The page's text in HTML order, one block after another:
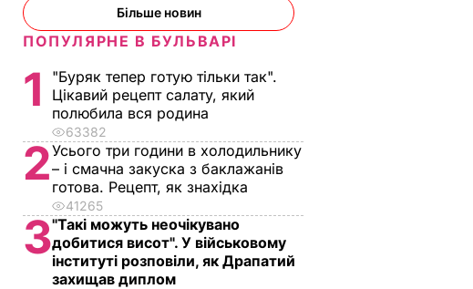
Більше новин
ПОПУЛЯРНЕ В БУЛЬВАРІ
1
"Буряк тепер готую тільки так".
Цікавий рецепт салату, який
полюбила вся родина
63382
2Усього три години в холодильнику
– і смачна закуска з баклажанів
готова. Рецепт, як знахідка
41265
3"Такі можуть неочікувано
добитися висот". У військовому
інституті розповіли, як Драпатий
захищав диплом